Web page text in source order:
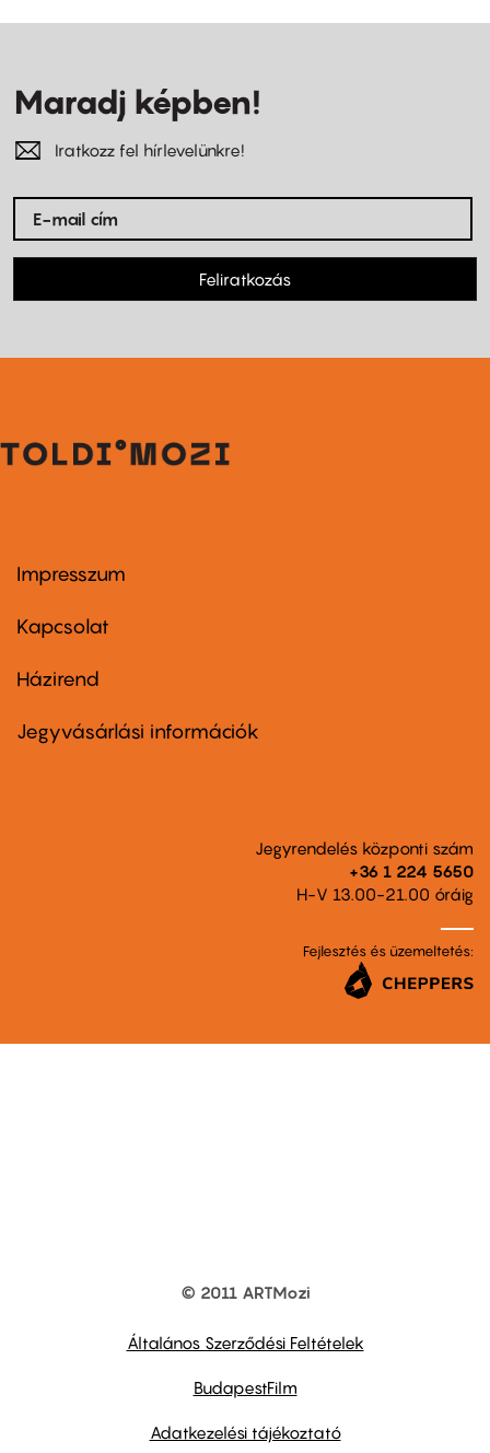
Maradj képben!
Iratkozz fel hírlevelünkre!
Feliratkozás
Footer
first
Impresszum
Kapcsolat
Footer
second
Házirend
Jegyvásárlási információk
Jegyrendelés központi szám
+36 1 224 5650
H-V 13.00-21.00 óráig
Fejlesztés és üzemeltetés:
© 2011 ARTMozi
Általános Szerződési Feltételek
BudapestFilm
Adatkezelési tájékoztató